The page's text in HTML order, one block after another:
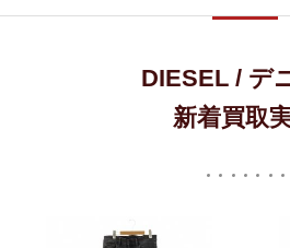
DIESEL / デ
新着買取